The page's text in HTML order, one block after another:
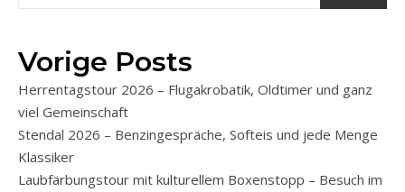
Vorige Posts
Herrentagstour 2026 – Flugakrobatik, Oldtimer und ganz
viel Gemeinschaft
Stendal 2026 – Benzingespräche, Softeis und jede Menge
Klassiker
Laubfärbungstour mit kulturellem Boxenstopp – Besuch im